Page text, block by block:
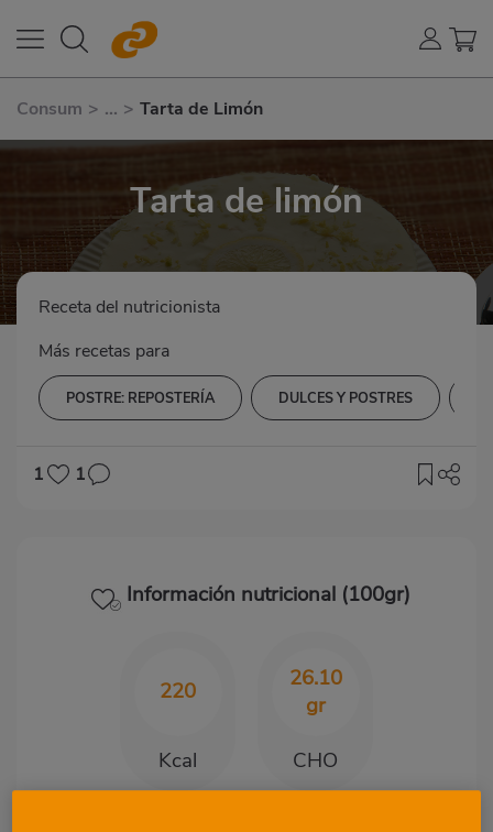
Consum > ... > Tarta de Limón
Tarta de limón
Receta del nutricionista
Más recetas para
POSTRE: REPOSTERÍA DULCES Y POSTRES
1 1
Información nutricional (100gr)
220
Kcal
26.10
gr
CHO